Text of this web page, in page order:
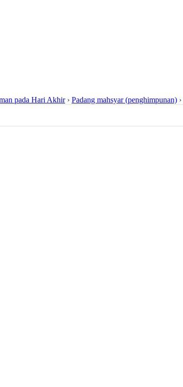
pada Hari Akhir › Padang mahsyar (penghimpunan) ›